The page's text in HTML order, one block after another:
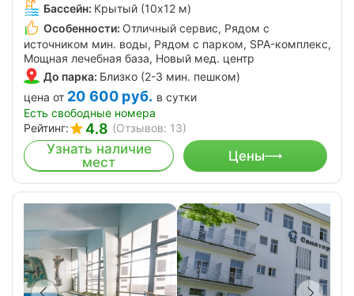
Бассейн: Крытый (10х12 м)
Особенности: Отличный сервис, Рядом с
источником мин. воды, Рядом с парком, SPA-комплекс,
Мощная лечебная база, Новый мед. центр
До парка: Близко (2-3 мин. пешком)
цена от 20 600 руб. в сутки
Есть свободные номера
Рейтинг:
4.8 (Отзывов: 13)
Узнать наличие
мест
Цены